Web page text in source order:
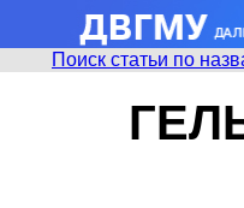
Поиск статьи по